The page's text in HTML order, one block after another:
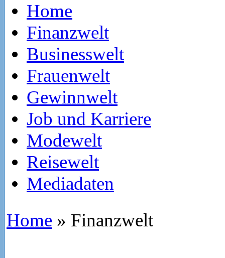
Home
Finanzwelt
Businesswelt
Frauenwelt
Gewinnwelt
Job und Karriere
Modewelt
Reisewelt
Mediadaten
Home » Finanzwelt